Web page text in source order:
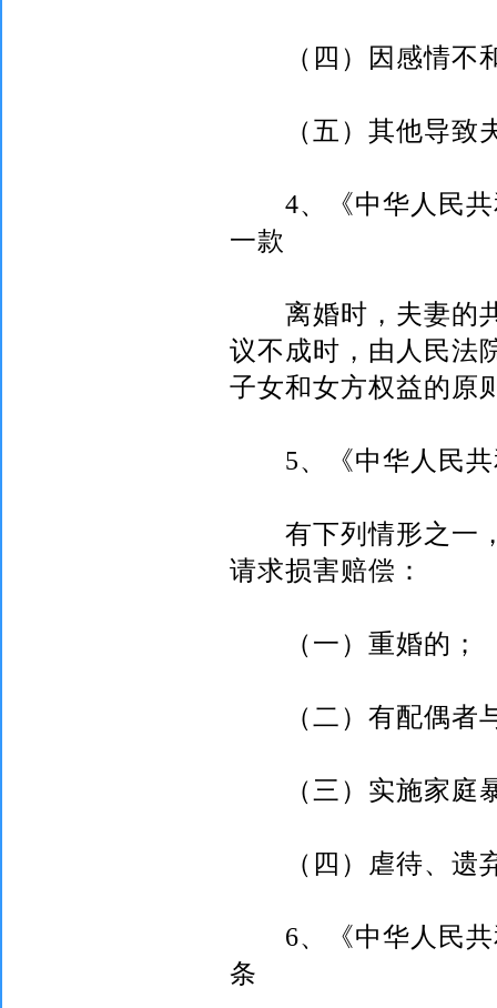
（四）因感情不
（五）其他导致夫
4、《中华人民
一款
离婚时，夫妻的共
议不成时，由人民法
子女和女方权益的原
5、《中华人民
有下列情形之一，
请求损害赔偿：
（一）重婚的；
（二）有配偶者
（三）实施家庭
（四）虐待、遗
6、《中华人民
条